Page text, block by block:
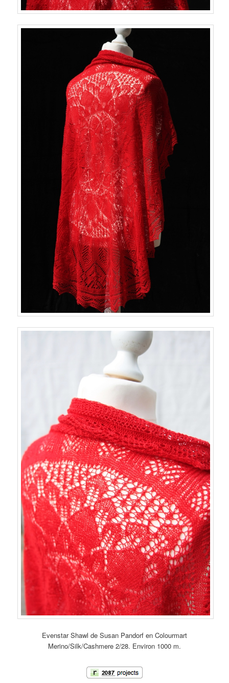
Evenstar Shawl de Susan Pandorf en Colourmart
Merino/Silk/Cashmere 2/28. Environ 1000 m.